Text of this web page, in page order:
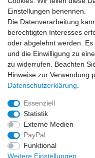
Sicher
Zahlung und
Einstellungen benennen.
Die Datenverarbeitung
berechtigten Interesses
oder abgelehnt werden.
und die Einwilligung zu
zu widerrufen. Beachten
Hinweise zur Verwendung
Daten­schutz­erklärung
Essenziell
Statistik
Externe Medien
PayPal
Funktional
Weitere Einstellungen